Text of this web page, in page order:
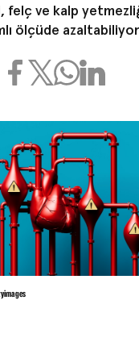
felç ve kalp
ölçüde azaltabiliyor